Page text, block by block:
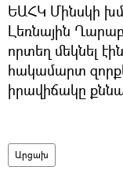
ԵԱՀԿ Մինսկի
Լեռնային
որտեղ մեկնել
հակամարտ
իրավիճակը
Արցախ